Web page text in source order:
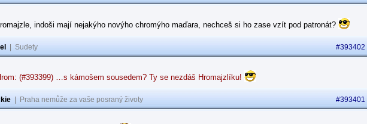
indoši mají nejakýho novýho chromýho maďara, nechceš si ho zase vzít pod patronát?
Sudety #393402 |
(#393399) …s kámošem sousedem? Ty se nezdáš Hromajzlíku!
Praha nemůže za vaše posraný životy #393401 |